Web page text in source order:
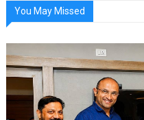
You May Missed